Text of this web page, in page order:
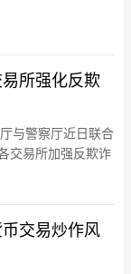
所强化反欺
与警察厅近日联合
交易所加强反欺诈
地址需事先登记、
以及在用户存入法
益猖獗…
交易炒作风